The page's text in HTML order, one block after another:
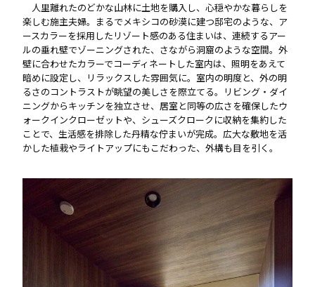
人里離れたのどかな山林に土地を購入し、心穏やかな暮らしを
楽しむ施主夫婦。まるでメキシコの砂漠に建つ邸宅のような、ア
ースカラーを採用したリゾート感のある住まいは、連続するアー
ルの垂れ壁でゾーニングされた、さながら洞窟のような空間。外
壁に合わせたカラーでコーディネートした室内は、照明をあえて
暗めに設定し、リラックスした雰囲気に。室内の明度と、外の明
るさのコントラストが眺望の美しさを際立てる。リビング・ダイ
ニングからキッチンを独立させ、居室と同等の広さを確保したウ
ォークインクローゼットや、シューズクロークに収納を集約した
ことで、生活感を排除した丹精な佇まいが完成。広大な敷地を活
かした植栽やライトアップにもこだわった、外構も目を引く。